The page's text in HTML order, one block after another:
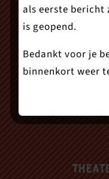
als eerste bericht
is geopend.
Bedankt voor je
binnenkort weer